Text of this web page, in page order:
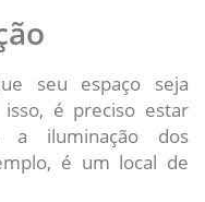
seu espaço seja
é preciso estar
a iluminação dos
é um local de